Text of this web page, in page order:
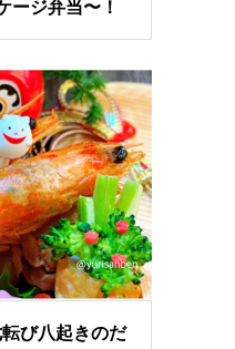
ージ弁当〜！
び八起きのだ